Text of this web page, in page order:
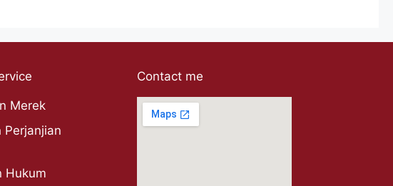
Merek
Perjanjian
Hukum
Contact me